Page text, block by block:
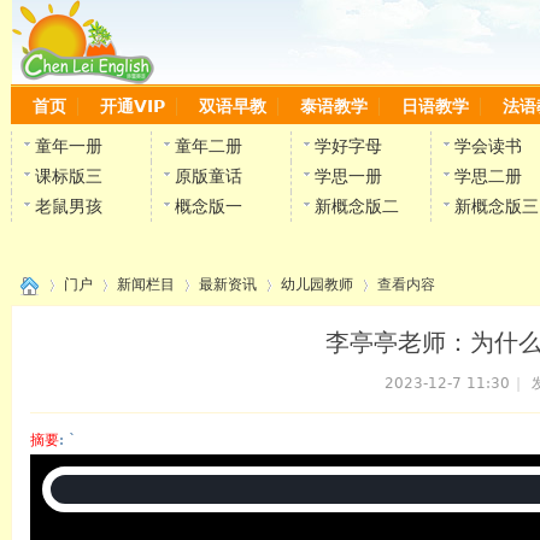
首页 开通VIP 双语早教 泰语教学 日语教学 法语
童年一册 童年二册 学好字母
学会读书
课标版三
原版童话 学思一册
学思二册
老鼠男孩
概念版一 新概念版二 新概念版三
陈雷
门户 新闻栏目 最新资讯 幼儿园教师 查看内容
李亭亭老师：为什
2023-12-7 11:30
摘要: `